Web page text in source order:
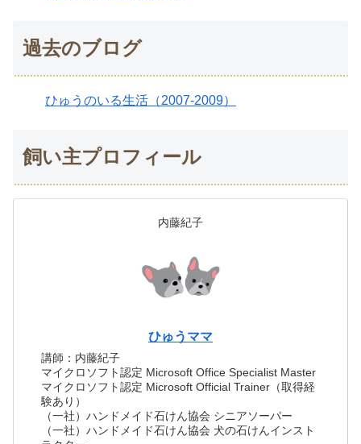
過去のブログ
ひゅうのいる生活（2007-2009）
飼い主プロフィール
内藤紀子
ひゅうママ
講師：内藤紀子
マイクロソフト認定 Microsoft Office Specialist Master
マイクロソフト認定 Microsoft Official Trainer（取得経
験あり）
（一社）ハンドメイド石けん協会 シニアソーパー
（一社）ハンドメイド石けん協会 犬の石けんインスト